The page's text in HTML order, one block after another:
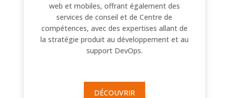
web et mobiles, offrant également des
services de conseil et de Centre de
compétences, avec des expertises allant de
la stratégie produit au développement et au
support DevOps.
DÉCOUVRIR